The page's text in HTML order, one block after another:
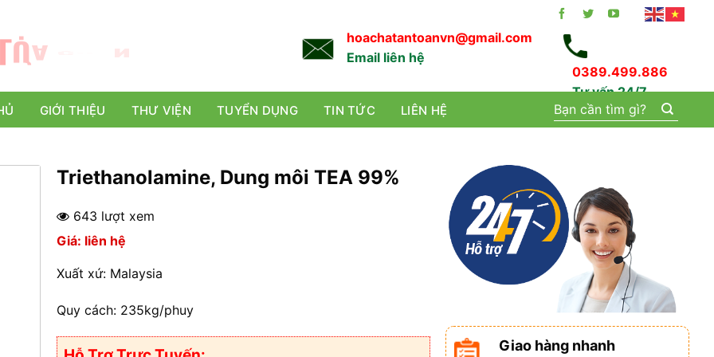
LỰA
hoachatantoanvn@gmail.com
Email liên hệ
0389.499.886
Tư vấn 24/7
GIỚI THIỆU THƯ VIỆN TUYỂN DỤNG TIN TỨC LIÊN HỆ
Tìm
kiếm:
Triethanolamine, Dung môi TEA 99%
643 lượt xem
Giá: liên hệ
Xuất xứ: Malaysia
Quy cách: 235kg/phuy
Giao hàng nhanh